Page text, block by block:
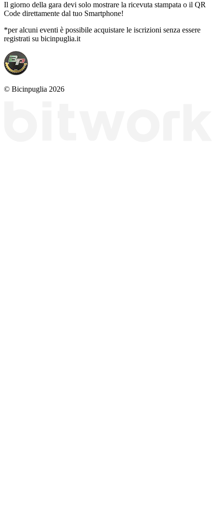
Il giorno della gara devi solo mostrare la ricevuta stampata o il QR
Code direttamente dal tuo Smartphone!
*per alcuni eventi è possibile acquistare le iscrizioni senza essere
registrati su bicinpuglia.it
© Bicinpuglia 2026